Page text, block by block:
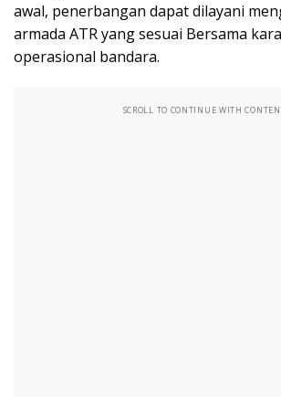
awal, penerbangan dapat dilayani
armada ATR yang sesuai Bersama
operasional bandara.
SCROLL TO CONTINUE WITH